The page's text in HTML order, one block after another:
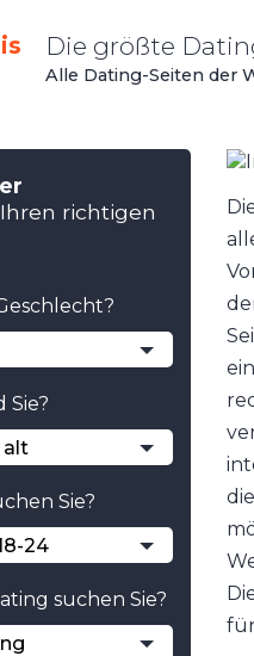
Die größte
Alle Dating-Seiten der
richtigen
Sie?
alt
Sie?
24
suchen Sie?